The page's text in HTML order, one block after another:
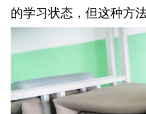
的学习状态，但这种方